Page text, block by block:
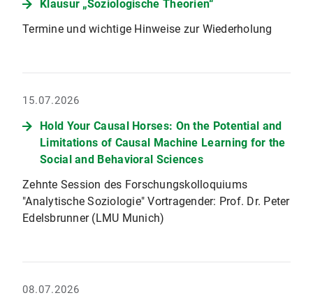
Klausur „Soziologische Theorien“
Termine und wichtige Hinweise zur Wiederholung
15.07.2026
Hold Your Causal Horses: On the Potential and
Limitations of Causal Machine Learning for the
Social and Behavioral Sciences
Zehnte Session des Forschungskolloquiums
"Analytische Soziologie" Vortragender: Prof. Dr. Peter
Edelsbrunner (LMU Munich)
08.07.2026